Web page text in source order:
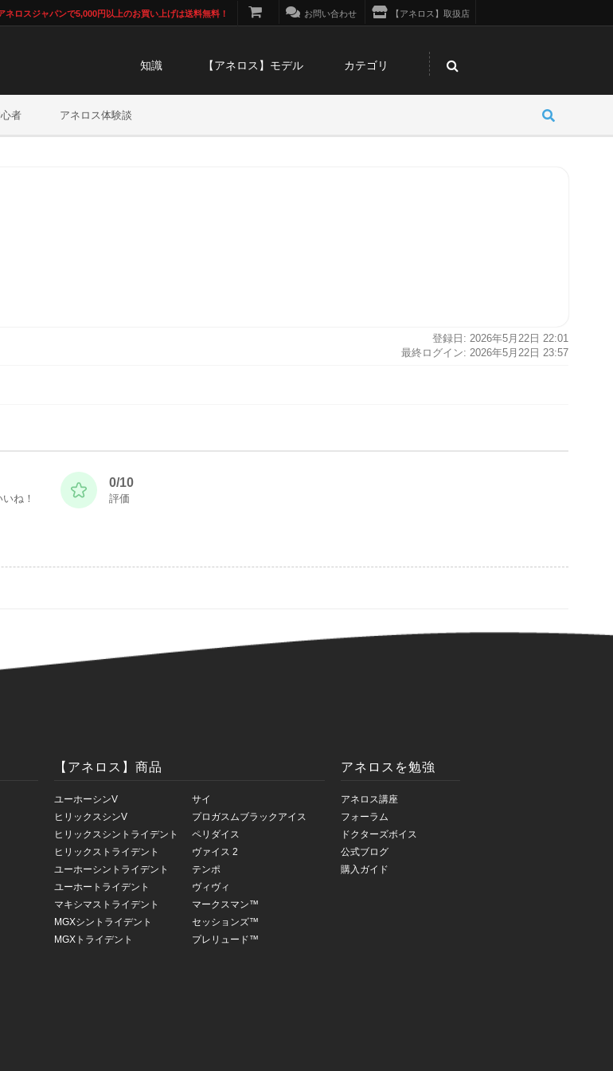
ネロスジャパンで5,000円以上のお買い上げは送料無料！ お問い合わせ 【アネロス】取扱店
知識 【アネロス】モデル カテゴリ
者 アネロス体験談
登録日: 2026年5月22日 22:01
最終ログイン: 2026年5月22日 23:57
ね！
0/10
評価
【アネロス】商品
ユーホーシンV
ヒリックスシンV
ヒリックスシントライデント
ヒリックストライデント
ユーホーシントライデント
ユーホートライデント
マキシマストライデント
MGXシントライデント
MGXトライデント
サイ
プロガスムブラックアイス
ペリダイス
ヴァイス 2
テンポ
ヴィヴィ
マークスマン™
セッションズ™
プレリュード™
アネロスを勉強
アネロス講座
フォーラム
ドクターズボイス
公式ブログ
購入ガイド